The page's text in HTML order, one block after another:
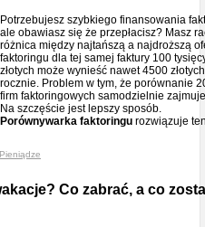
Potrzebujesz szybkiego finansowania
ale obawiasz się że przepłacisz? Masz
różnica między najtańszą a najdroższą
faktoringu dla tej samej faktury 100
złotych może wynieść nawet 4500 złotych
rocznie. Problem w tym, że porównanie
firm faktoringowych samodzielnie
Na szczęście jest lepszy sposób.
Porównywarka faktoringu rozwiązuje
Pieniądze
Co zabrać, a co